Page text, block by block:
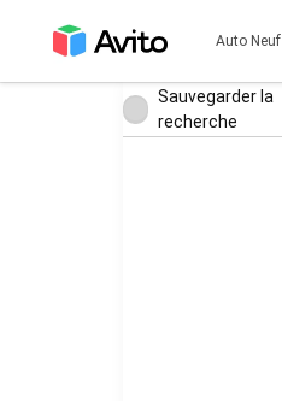
Auto Neuf
Sauvegarder la
recherche